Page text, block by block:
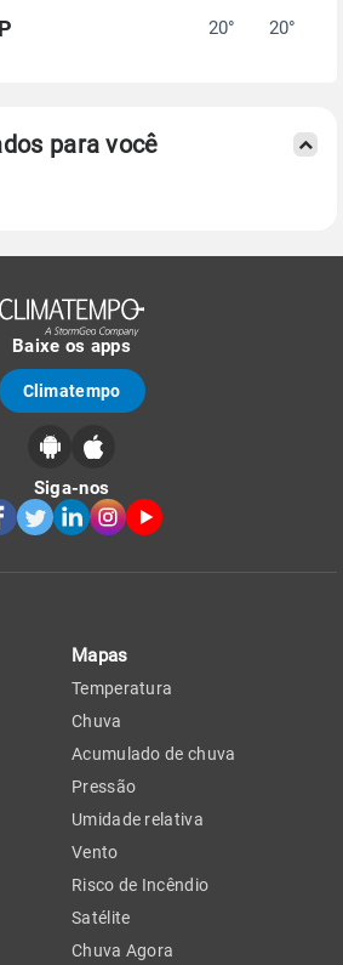
20° 20°
para você
Baixe os apps
Climatempo
Siga-nos
Mapas
Temperatura
Chuva
Acumulado de chuva
Pressão
Umidade relativa
Vento
Risco de Incêndio
Satélite
Chuva Agora